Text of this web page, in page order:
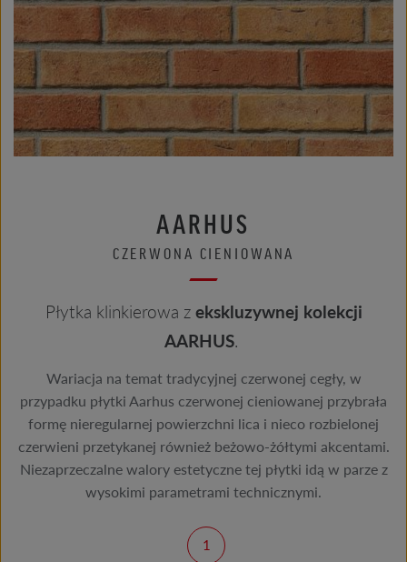
AARHUS
CZERWONA CIENIOWANA
Płytka klinkierowa zekskluzywnej kolekcji
AARHUS.
Wariacja na temat tradycyjnej czerwonej cegły, w
przypadku płytki Aarhus czerwonej cieniowanej przybrała
formę nieregularnej powierzchni lica i nieco rozbielonej
czerwieni przetykanej również beżowo-żółtymi akcentami.
Niezaprzeczalne walory estetyczne tej płytki idą w parze z
wysokimi parametrami technicznymi.